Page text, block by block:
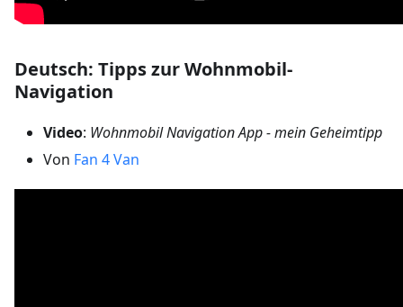
Deutsch: Tipps zur Wohnmobil-
Navigation
Video: Wohnmobil Navigation App - mein Geheimtipp
Von Fan 4 Van